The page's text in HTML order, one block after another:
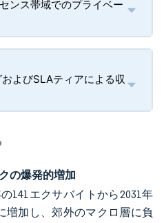
ンス帯域でのプライベー
よびSLAティアによる収
の爆発的増加
141エクサバイトから2031年
増加し、郊外のマクロ層に負